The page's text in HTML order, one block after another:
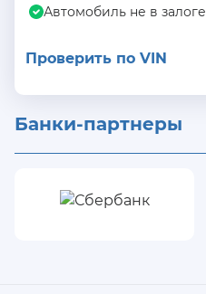
Автомобиль не в залоге
Проверить по VIN
Банки-партнеры